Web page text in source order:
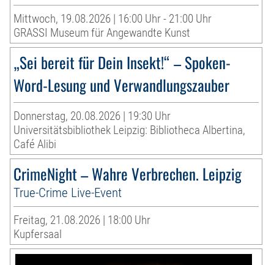
Mittwoch, 19.08.2026 | 16:00 Uhr - 21:00 Uhr
GRASSI Museum für Angewandte Kunst
„Sei bereit für Dein Insekt!“ – Spoken-
Word-Lesung und Verwandlungszauber
Donnerstag, 20.08.2026 | 19:30 Uhr
Universitätsbibliothek Leipzig: Bibliotheca Albertina,
Café Alibi
CrimeNight – Wahre Verbrechen. Leipzig
True-Crime Live-Event
Freitag, 21.08.2026 | 18:00 Uhr
Kupfersaal